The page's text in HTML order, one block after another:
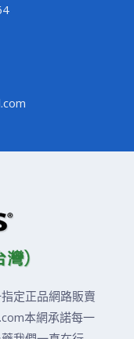
定正品網路販賣
本網承諾每一